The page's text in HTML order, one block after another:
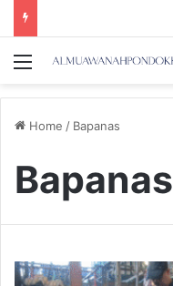
Menu
Home / Bapanas
Bapanas